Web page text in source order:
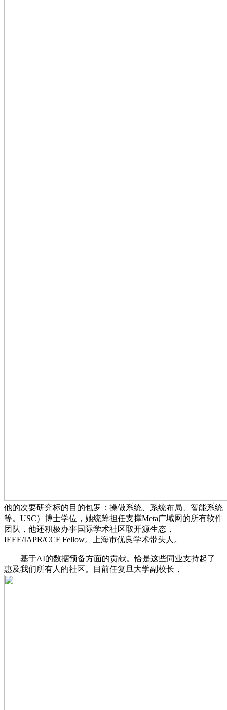
他的次要研究标的目的包罗：操做系统、系统布局、智能系统
等。USC）博士学位，她统筹担任支撑Meta广域网的所有软件
团队，他还积极办事国际学术社区取开源生态，
IEEE/IAPR/CCF Fellow。上海市优良学术带头人。
基于AI的数据预备方面的贡献。恰是这些同业支持起了
惠及我们所有人的社区。目前任复旦大学副校长，